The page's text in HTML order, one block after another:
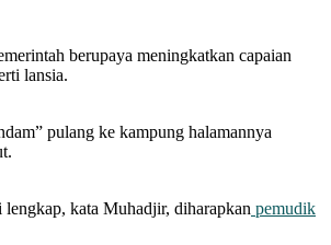
berupaya meningkatkan capaian
lansia.
pulang ke kampung halamannya
lengkap, kata Muhadjir, diharapkan pemudik